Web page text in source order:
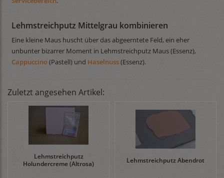
Lehmstreichputz Mittelgrau kombinieren
Eine kleine Maus huscht über das abgeerntete Feld, ein eher
unbunter bizarrer Moment in Lehmstreichputz Maus (Essenz),
Cappuccino(Pastell) und Haselnuss(Essenz).
Zuletzt angesehen Artikel:
Lehmstreichputz
Holundercreme (Altrosa)
Lehmstreichputz Abendrot